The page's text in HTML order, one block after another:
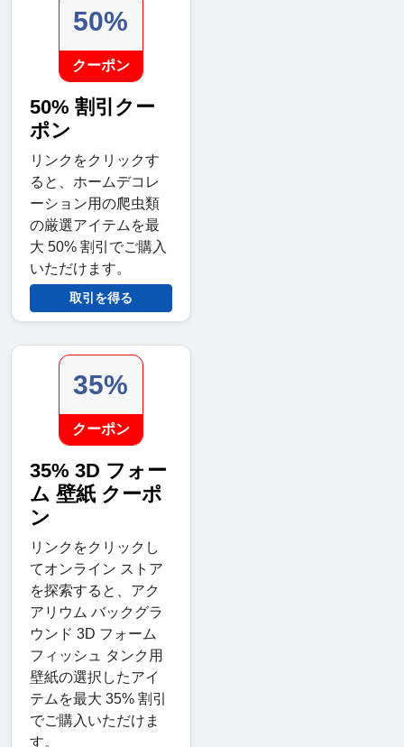
50%
クーポン
50% 割引クー
ポン
リンクをクリックす
ると、ホームデコレ
ーション用の爬虫類
の厳選アイテムを最
大 50% 割引でご購入
いただけます。
取引を得る
35%
クーポン
35% 3D フォー
ム 壁紙 クーポ
ン
リンクをクリックし
てオンライン ストア
を探索すると、アク
アリウム バックグラ
ウンド 3D フォーム
フィッシュ タンク用
壁紙の選択したアイ
テムを最大 35% 割引
でご購入いただけま
す。